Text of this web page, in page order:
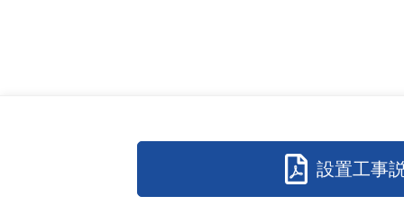
設置工事